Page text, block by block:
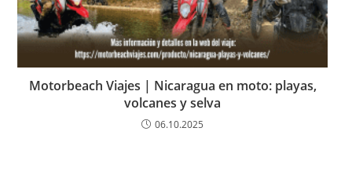
Motorbeach Viajes | Nicaragua en moto: playas,
volcanes y selva
06.10.2025